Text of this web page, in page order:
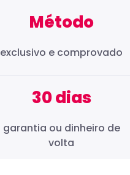
Método
exclusivo e comprovado
30 dias
garantia ou dinheiro de
volta